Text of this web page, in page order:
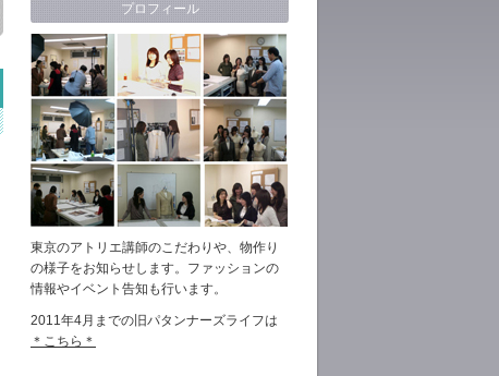
プロフィール
東京のアトリエ講師のこだわりや、物作り
の様子をお知らせします。ファッションの
情報やイベント告知も行います。
2011年4月までの旧パタンナーズライフは
＊こちら＊